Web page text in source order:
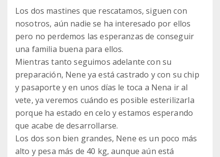
Los dos mastines que rescatamos, siguen con
nosotros, aún nadie se ha interesado por ellos
pero no perdemos las esperanzas de conseguir
una familia buena para ellos.
Mientras tanto seguimos adelante con su
preparación, Nene ya está castrado y con su chip
y pasaporte y en unos días le toca a Nena ir al
vete, ya veremos cuándo es posible esterilizarla
porque ha estado en celo y estamos esperando
que acabe de desarrollarse.
Los dos son bien grandes, Nene es un poco más
alto y pesa más de 40 kg, aunque aún está